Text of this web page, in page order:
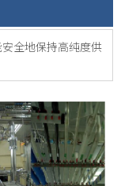
全地保持高纯度供